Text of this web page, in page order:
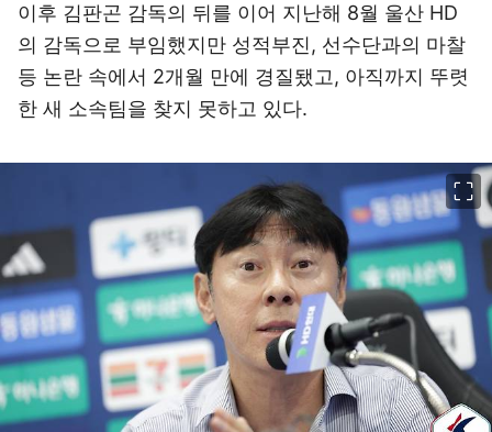
이후 김판곤 감독의 뒤를 이어 지난해 8월 울산 HD
의 감독으로 부임했지만 성적부진, 선수단과의 마찰
등 논란 속에서 2개월 만에 경질됐고, 아직까지 뚜렷
한 새 소속팀을 찾지 못하고 있다.